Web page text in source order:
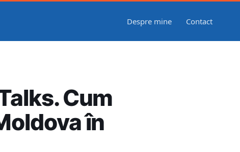
Despre mine Contact
Cum
în